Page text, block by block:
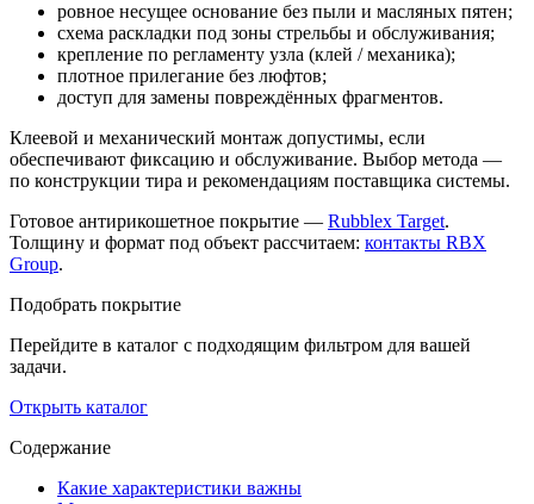
ровное несущее основание без пыли и масляных пятен;
схема раскладки под зоны стрельбы и обслуживания;
крепление по регламенту узла (клей / механика);
плотное прилегание без люфтов;
доступ для замены повреждённых фрагментов.
Клеевой и механический монтаж допустимы, если
обеспечивают фиксацию и обслуживание. Выбор метода —
по конструкции тира и рекомендациям поставщика системы.
Готовое антирикошетное покрытие — Rubblex Target.
Толщину и формат под объект рассчитаем: контакты RBX
Group.
Подобрать покрытие
Перейдите в каталог с подходящим фильтром для вашей
задачи.
Открыть каталог
Содержание
Какие характеристики важны